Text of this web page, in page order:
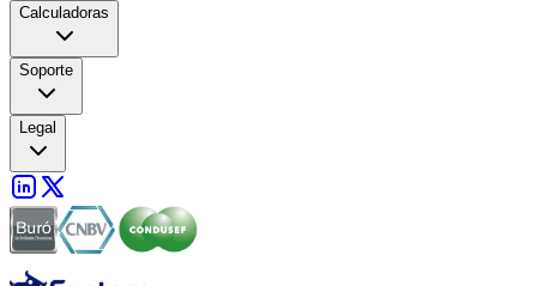
Calculadoras
Soporte
Legal